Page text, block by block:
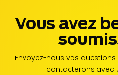
Vous avez
Envoyez-nous vos
contacterons avec